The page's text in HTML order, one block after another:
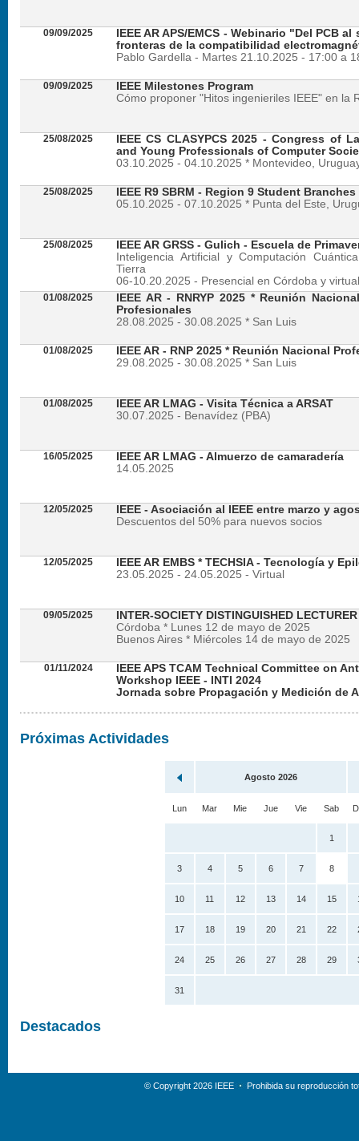
09/09/2025
IEEE AR APS/EMCS - Webinario "Del PCB
fronteras de la compatibilidad
Pablo Gardella - Martes 21.10.2025 - 17:00 a
09/09/2025
IEEE Milestones Program
Cómo proponer "Hitos ingenieriles IEEE" en la
25/08/2025
IEEE CS CLASYPCS 2025 - Congress of
and Young Professionals of Computer
03.10.2025 - 04.10.2025 * Montevideo,
25/08/2025
IEEE R9 SBRM - Region 9 Student
05.10.2025 - 07.10.2025 * Punta del Este,
25/08/2025
IEEE AR GRSS - Gulich - Escuela de
Inteligencia Artificial y Computación
Tierra
06-10.20.2025 - Presencial en Córdoba y virtual
01/08/2025
IEEE AR - RNRYP 2025 * Reunión
Profesionales
28.08.2025 - 30.08.2025 * San Luis
01/08/2025
IEEE AR - RNP 2025 * Reunión Nacional
29.08.2025 - 30.08.2025 * San Luis
01/08/2025
IEEE AR LMAG - Visita Técnica a ARSAT
30.07.2025 - Benavídez (PBA)
16/05/2025
IEEE AR LMAG - Almuerzo de camaradería
14.05.2025
12/05/2025
IEEE - Asociación al IEEE entre marzo y
Descuentos del 50% para nuevos socios
12/05/2025
IEEE AR EMBS * TECHSIA - Tecnología y
23.05.2025 - 24.05.2025 - Virtual
09/05/2025
INTER-SOCIETY DISTINGUISHED
Córdoba * Lunes 12 de mayo de 2025
Buenos Aires * Miércoles 14 de mayo de 2025
01/11/2024
IEEE APS TCAM Technical Committee on
Workshop IEEE - INTI 2024
Jornada sobre Propagación y Medición de
Próximas Actividades
Agosto 2026
Lun Mar Mie Jue Vie Sab
1
3 4 5 6 7 8
10 11 12 13 14 15
17 18 19 20 21 22
24 25 26 27 28 29
31
Destacados
© Copyright 2026 IEEE Prohibida su reproducción